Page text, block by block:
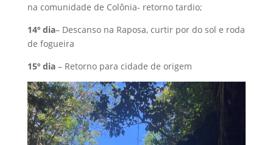
na comunidade de Colônia- retorno tardio;
14º dia– Descanso na Raposa, curtir por do sol e roda
de fogueira
15º dia– Retorno para cidade de origem